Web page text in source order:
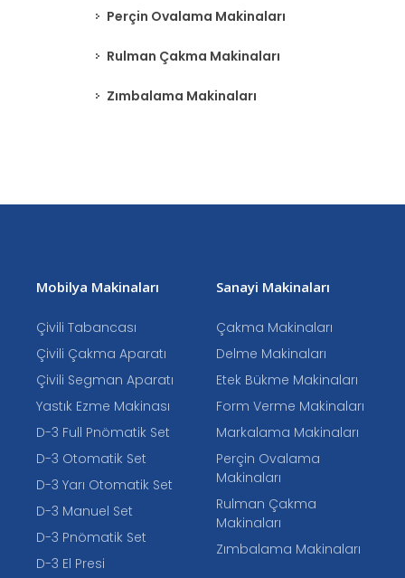
Perçin Ovalama Makinaları
Rulman Çakma Makinaları
Zımbalama Makinaları
Mobilya Makinaları
Çivili Tabancası
Çivili Çakma Aparatı
Çivili Segman Aparatı
Yastık Ezme Makinası
D-3 Full Pnömatik Set
D-3 Otomatik Set
D-3 Yarı Otomatik Set
D-3 Manuel Set
D-3 Pnömatik Set
D-3 El Presi
Sanayi Makinaları
Çakma Makinaları
Delme Makinaları
Etek Bükme Makinaları
Form Verme Makinaları
Markalama Makinaları
Perçin Ovalama
Makinaları
Rulman Çakma
Makinaları
Zımbalama Makinaları